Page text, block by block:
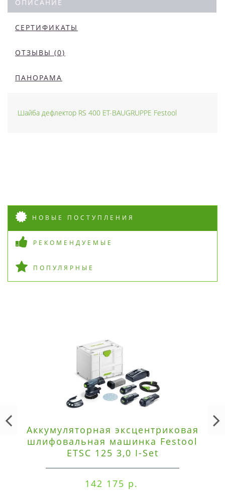
ОПИСАНИЕ
СЕРТИФИКАТЫ
ОТЗЫВЫ (0)
ПАНОРАМА
Шайба дефлектор RS 400 ET-BAUGRUPPE Festool
НОВЫЕ ПОСТУПЛЕНИЯ
РЕКОМЕНДУЕМЫЕ
ПОПУЛЯРНЫЕ
Аккумуляторная эксцентриковая
шлифовальная машинка Festool
ETSC 125 3,0 I-Set
142 175 р.